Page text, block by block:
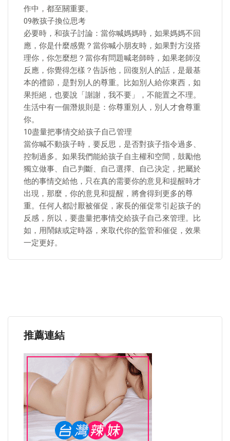
作中，都至關重要。
09教孩子換位思考
必要時，和孩子討論：當你喊媽媽時，如果媽媽不回
應，你是什麼感覺？當你喊小朋友時，如果對方沒搭
理你，你怎麼想？當你有問題喊老師時，如果老師沒
反應，你覺得怎樣？告訴他，回復別人的話，是最基
本的禮節，是對別人的尊重。比如別人給你東西，如
果拒絕，也要說「謝謝，我不要」，不能置之不理。
生活中有一個潛規則是：你尊重別人，別人才會尊重
你。
10盡量把事情交給孩子自己管理
當你喊不動孩子時，要反思，是否對孩子指令過多、
控制過多。如果我們能給孩子自主權和空間，鼓勵他
獨立做事、自己判斷、自己選擇、自己決定，把屬於
他的事情交給他，只在真的需要你的意見和提醒時才
出現，那麼，你的意見和提醒，將會得到更多的尊
重。任何人都討厭被催促，家長的催促常引起孩子的
反感，所以，要盡量把事情交給孩子自己來管理。比
如，用鬧錶或定時器，來取代你的監管和催促，效果
一定更好。
推薦連結